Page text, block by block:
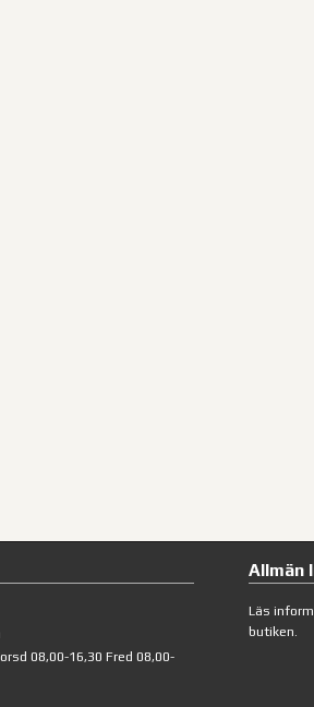
08,00-16,30 Fred 08,00-
Allmän
Läs
butiken.